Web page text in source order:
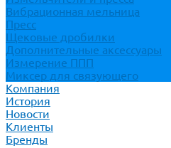
Вибрационная мельница
Пресс
Щековые дробилки
Дополнительные аксессуары
Измерение ППП
Миксер для связующего
Компания
История
Новости
Клиенты
Бренды